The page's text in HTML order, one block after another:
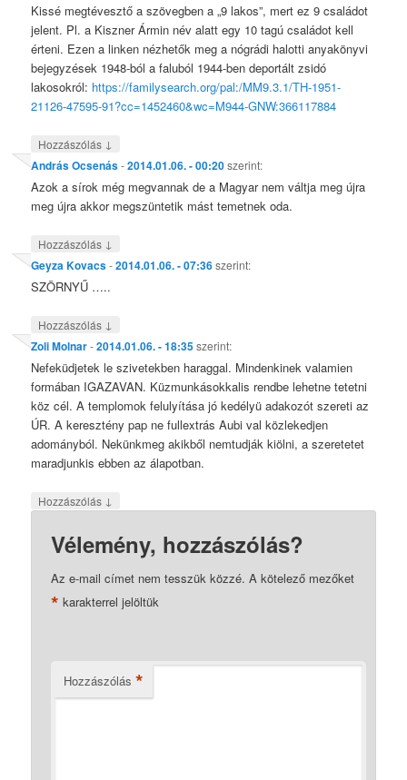
Kissé megtévesztő a szövegben a „9 lakos”, mert ez 9 családot
jelent. Pl. a Kiszner Ármin név alatt egy 10 tagú családot kell
érteni. Ezen a linken nézhetők meg a nógrádi halotti anyakönyvi
bejegyzések 1948-ból a faluból 1944-ben deportált zsidó
lakosokról: https://familysearch.org/pal:/MM9.3.1/TH-1951-
21126-47595-91?cc=1452460&wc=M944-GNW:366117884
Hozzászólás ↓
András Ocsenás-2014.01.06. - 00:20szerint:
Azok a sírok még megvannak de a Magyar nem váltja meg újra
meg újra akkor megszüntetik mást temetnek oda.
Hozzászólás ↓
Geyza Kovacs-2014.01.06. - 07:36szerint:
SZÖRNYŰ …..
Hozzászólás ↓
Zoli Molnar-2014.01.06. - 18:35szerint:
Nefeküdjetek le szivetekben haraggal. Mindenkinek valamien
formában IGAZAVAN. Küzmunkásokkalis rendbe lehetne tetetni
köz cél. A templomok felulyítása jó kedélyü adakozót szereti az
ÚR. A keresztény pap ne fullextrás Aubi val közlekedjen
adományból. Nekünkmeg akikből nemtudják kiölni, a szeretetet
maradjunkis ebben az álapotban.
Hozzászólás ↓
Vélemény, hozzászólás?
Az e-mail címet nem tesszük közzé. A kötelező mezőket
* karakterrel jelöltük
Hozzászólás *